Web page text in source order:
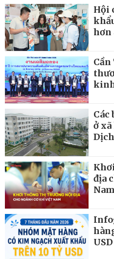
Hội
hơn
Các
ở
địa
Nam